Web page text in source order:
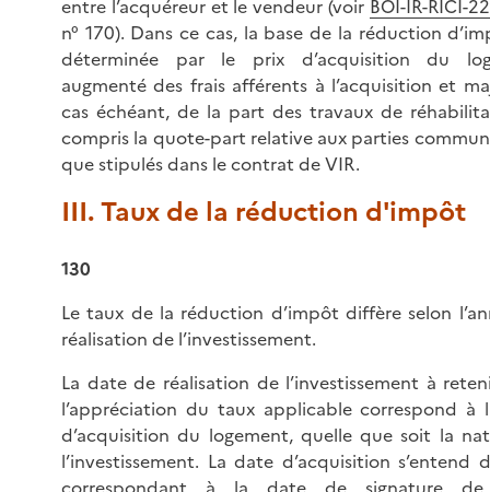
entre l’acquéreur et le vendeur (voir BOI-IR-RICI-
n° 170). Dans ce cas, la base de la réduction
déterminée par le prix d’acquisition du
augmenté des frais afférents à l’acquisition et
cas échéant, de la part des travaux de
compris la quote-part relative aux parties
que stipulés dans le contrat de VIR.
III. Taux de la réduction d'impôt
130
Le taux de la réduction d’impôt diffère selon
réalisation de l’investissement.
La date de réalisation de l’investissement à
l’appréciation du taux applicable correspond à
d’acquisition du logement, quelle que soit la
l’investissement. La date d’acquisition s’entend